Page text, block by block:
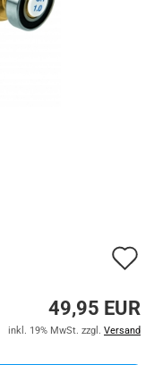
49,95 EUR
inkl. 19% MwSt. zzgl. Versand